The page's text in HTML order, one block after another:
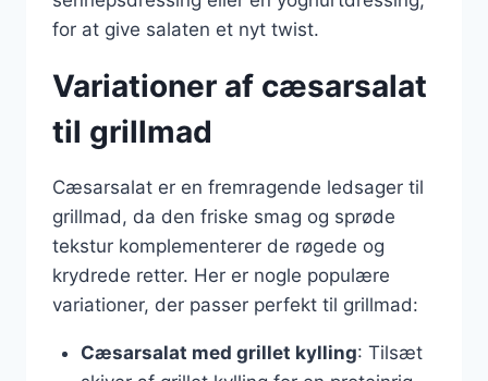
for at give salaten et nyt twist.
Variationer af cæsarsalat
til grillmad
Cæsarsalat er en fremragende ledsager til
grillmad, da den friske smag og sprøde
tekstur komplementerer de røgede og
krydrede retter. Her er nogle populære
variationer, der passer perfekt til grillmad:
Cæsarsalat med grillet kylling: Tilsæt